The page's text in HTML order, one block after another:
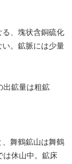
、塊状含銅硫化
。鉱脈には少量
出鉱量は粗鉱
、舞鶴鉱山は舞鶴
は休山中。鉱床